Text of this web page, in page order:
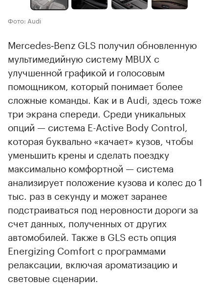
Фото: Audi
Mercedes‑Benz GLS получил обновленную
мультимедийную систему MBUX с
улучшенной графикой и голосовым
помощником, который понимает более
сложные команды. Как и в Audi, здесь тоже
три экрана спереди. Среди уникальных
опций — система E-Active Body Control,
которая буквально «качает» кузов, чтобы
уменьшить крены и сделать поездку
максимально комфортной — система
анализирует положение кузова и колес до 1
тыс. раз в секунду и может заранее
подстраиваться под неровности дороги за
счет данных, полученных от других
автомобилей. Также в GLS есть опция
Energizing Comfort с программами
релаксации, включая ароматизацию и
световые сценарии.